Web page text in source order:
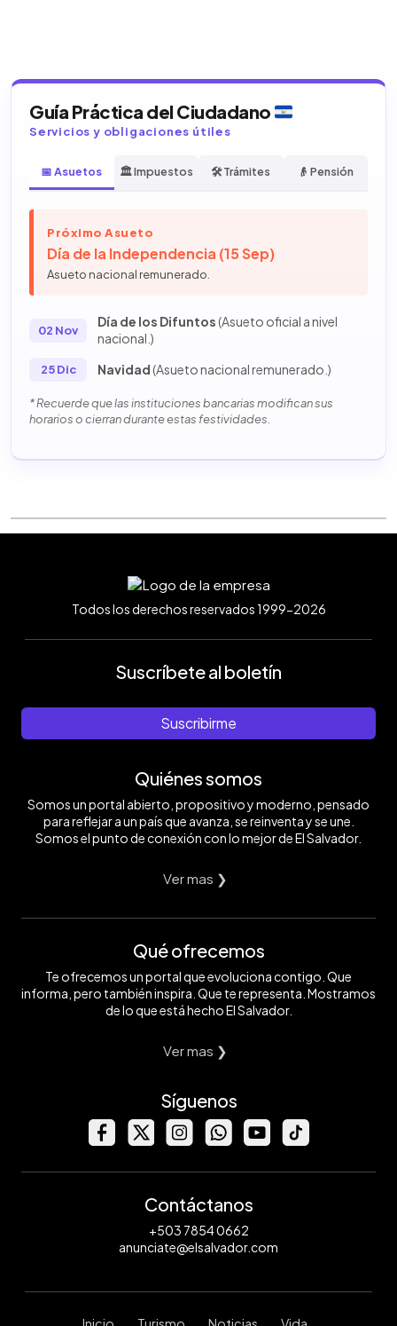
Guía Práctica del Ciudadano
Servicios y obligaciones útiles
📅 Asuetos 🏛️ Impuestos 🛠️ Trámites 👴 Pensión
Próximo Asueto
Día de la Independencia (15 Sep)
Asueto nacional remunerado.
02 Nov
Día de los Difuntos(Asueto oficial a nivel
nacional.)
25 Dic Navidad(Asueto nacional remunerado.)
* Recuerde que las instituciones bancarias modifican sus
horarios o cierran durante estas festividades.
Todos los derechos reservados 1999-2026
Suscríbete al boletín
Suscribirme
Quiénes somos
Somos un portal abierto, propositivo y moderno, pensado
para reflejar a un país que avanza, se reinventa y se une.
Somos el punto de conexión con lo mejor de El Salvador.
Ver mas ❯
Qué ofrecemos
Te ofrecemos un portal que evoluciona contigo. Que
informa, pero también inspira. Que te representa. Mostramos
de lo que está hecho El Salvador.
Ver mas ❯
Síguenos
Contáctanos
+503 7854 0662
anunciate@elsalvador.com